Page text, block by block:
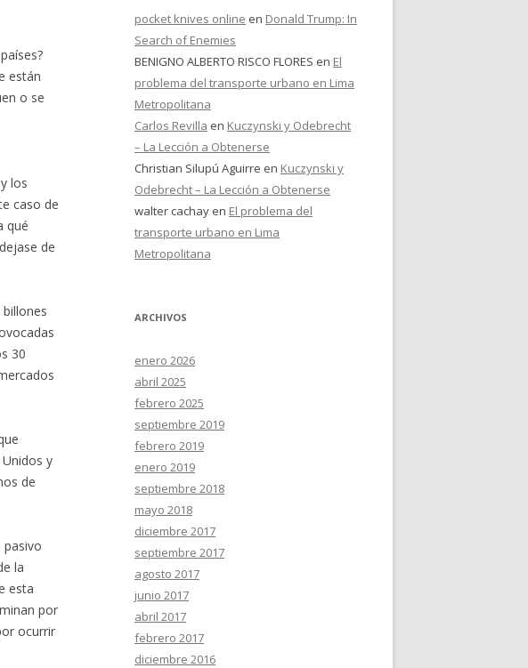
están
o se
los
caso de
qué
de
30
y
de
la
esta
por
ocurrir
pocket knives online en Donald Trump: In
Search of Enemies
BENIGNO ALBERTO RISCO FLORES en El
problema del transporte urbano en Lima
Metropolitana
Carlos Revilla en Kuczynski y Odebrecht
– La Lección a Obtenerse
Christian Silupú Aguirre en Kuczynski y
Odebrecht – La Lección a Obtenerse
walter cachay en El problema del
transporte urbano en Lima
Metropolitana
ARCHIVOS
enero 2026
abril 2025
febrero 2025
septiembre 2019
febrero 2019
enero 2019
septiembre 2018
mayo 2018
diciembre 2017
septiembre 2017
agosto 2017
junio 2017
abril 2017
febrero 2017
diciembre 2016